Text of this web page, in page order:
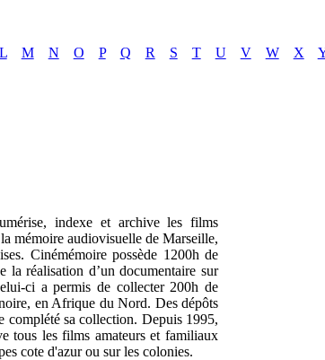
L M N O P Q R S T U V W X
indexe et archive les films
mémoire audiovisuelle de Marseille,
Cinémémoire possède 1200h de
la réalisation d’un documentaire sur
ci a permis de collecter 200h de
en Afrique du Nord. Des dépôts
sa collection. Depuis 1995,
tous les films amateurs et familiaux
cote d'azur ou sur les colonies.